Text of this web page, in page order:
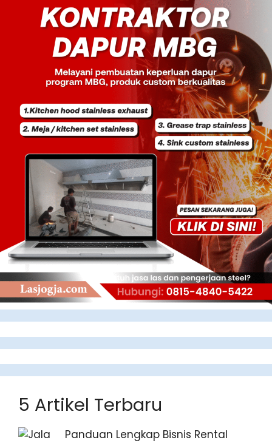
5 Artikel Terbaru
Panduan Lengkap Bisnis Rental